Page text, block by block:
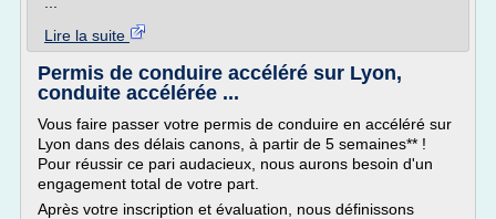
Lire la suite
Permis de conduire accéléré sur Lyon,
conduite accélérée ...
Vous faire passer votre permis de conduire en accéléré sur
Lyon dans des délais canons, à partir de 5 semaines** !
Pour réussir ce pari audacieux, nous aurons besoin d'un
engagement total de votre part.
Après votre inscription et évaluation, nous définissons